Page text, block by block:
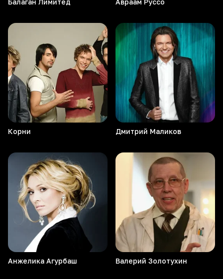
Балаган Лимитед Авраам Руссо
Корни Дмитрий Маликов
Анжелика Агурбаш Валерий Золотухин